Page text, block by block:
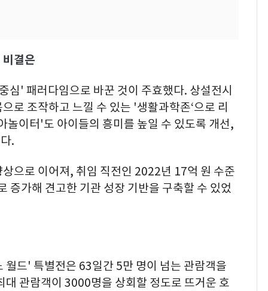
결은
' 패러다임으로 바꾼 것이 주효했다. 상설전시
로 조작하고 느낄 수 있는 '생활과학존‘으로 리
이터'도 아이들의 흥미를 높일 수 있도록 개선,
.
으로 이어져, 취임 직전인 2022년 17억 원 수준
증가해 견고한 기관 성장 기반을 구축할 수 있었
드' 특별전은 63일간 5만 명이 넘는 관람객을
관람객이 3000명을 상회할 정도로 뜨거운 호